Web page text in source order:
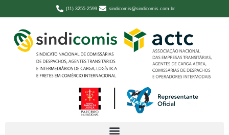
(11) 3255-2599 sindicomis@sindicomis.com.br